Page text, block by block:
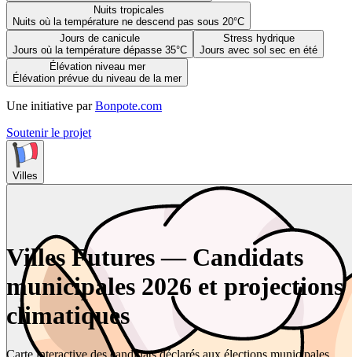
Nuits tropicales
Nuits où la température ne descend pas sous 20°C
Jours de canicule
Jours où la température dépasse 35°C
Stress hydrique
Jours avec sol sec en été
Élévation niveau mer
Élévation prévue du niveau de la mer
Une initiative par Bonpote.com
Soutenir le projet
Villes
Villes Futures — Candidats
municipales 2026 et projections
climatiques
Carte interactive des candidats déclarés aux élections municipales